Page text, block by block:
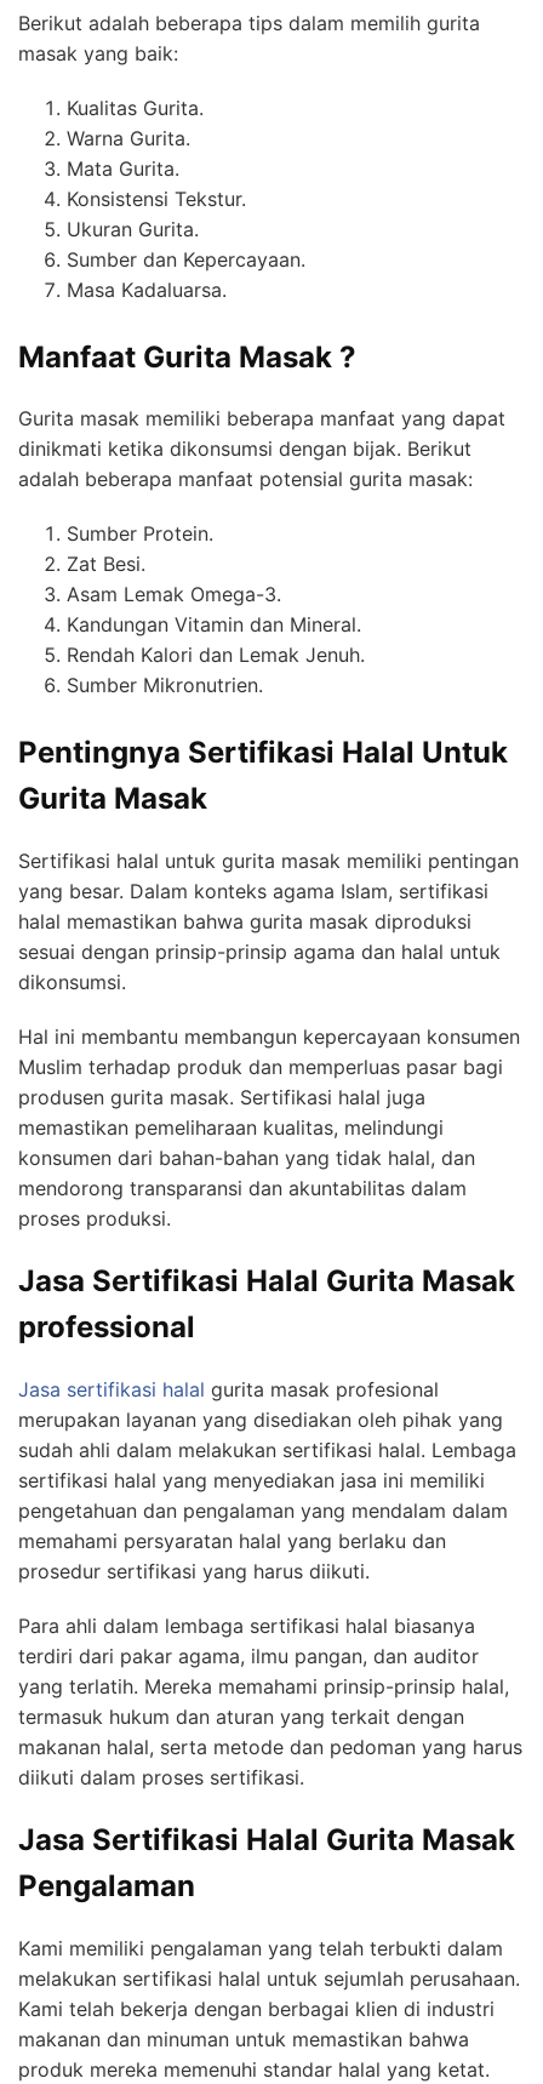
Berikut adalah beberapa tips dalam memilih gurita
masak yang baik:
Kualitas Gurita.
Warna Gurita.
Mata Gurita.
Konsistensi Tekstur.
Ukuran Gurita.
Sumber dan Kepercayaan.
Masa Kadaluarsa.
Manfaat Gurita Masak ?
Gurita masak memiliki beberapa manfaat yang dapat
dinikmati ketika dikonsumsi dengan bijak. Berikut
adalah beberapa manfaat potensial gurita masak:
Sumber Protein.
Zat Besi.
Asam Lemak Omega-3.
Kandungan Vitamin dan Mineral.
Rendah Kalori dan Lemak Jenuh.
Sumber Mikronutrien.
Pentingnya Sertifikasi Halal Untuk
Gurita Masak
Sertifikasi halal untuk gurita masak memiliki pentingan
yang besar. Dalam konteks agama Islam, sertifikasi
halal memastikan bahwa gurita masak diproduksi
sesuai dengan prinsip-prinsip agama dan halal untuk
dikonsumsi.
Hal ini membantu membangun kepercayaan konsumen
Muslim terhadap produk dan memperluas pasar bagi
produsen gurita masak. Sertifikasi halal juga
memastikan pemeliharaan kualitas, melindungi
konsumen dari bahan-bahan yang tidak halal, dan
mendorong transparansi dan akuntabilitas dalam
proses produksi.
Jasa Sertifikasi Halal Gurita Masak
professional
Jasa sertifikasi halal gurita masak profesional
merupakan layanan yang disediakan oleh pihak yang
sudah ahli dalam melakukan sertifikasi halal. Lembaga
sertifikasi halal yang menyediakan jasa ini memiliki
pengetahuan dan pengalaman yang mendalam dalam
memahami persyaratan halal yang berlaku dan
prosedur sertifikasi yang harus diikuti.
Para ahli dalam lembaga sertifikasi halal biasanya
terdiri dari pakar agama, ilmu pangan, dan auditor
yang terlatih. Mereka memahami prinsip-prinsip halal,
termasuk hukum dan aturan yang terkait dengan
makanan halal, serta metode dan pedoman yang harus
diikuti dalam proses sertifikasi.
Jasa Sertifikasi Halal Gurita Masak
Pengalaman
Kami memiliki pengalaman yang telah terbukti dalam
melakukan sertifikasi halal untuk sejumlah perusahaan.
Kami telah bekerja dengan berbagai klien di industri
makanan dan minuman untuk memastikan bahwa
produk mereka memenuhi standar halal yang ketat.